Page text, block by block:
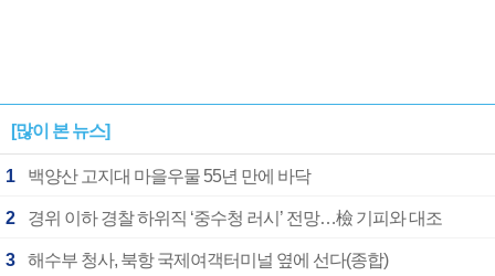
[많이 본 뉴스]
1 백양산 고지대 마을우물 55년 만에 바닥
2 경위 이하 경찰 하위직 ‘중수청 러시’ 전망…檢 기피와 대조
3 해수부 청사, 북항 국제여객터미널 옆에 선다(종합)